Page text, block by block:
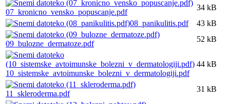
07_kronicno_vensko_popuscanje.pdf
34 kB
08_panikulitis.pdf
43 kB
09_bulozne_dermatoze.pdf
52 kB
10_sistemske_avtoimunske_bolezni_v_dermatologiji.pdf
44 kB
11_skleroderma.pdf
31 kB